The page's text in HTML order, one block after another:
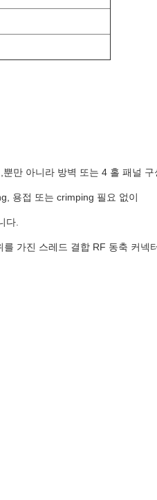
만 아니라 방벽 또는 4 홀 패널 구
용접 또는 crimping 필요 없이
다.
가진 스레드 결합 RF 동축 커넥